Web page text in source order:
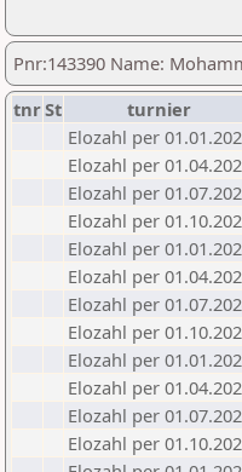
Pnr:143390 Name:
tnrSt turnier
Elozahl per
Elozahl per
Elozahl per
Elozahl per
Elozahl per
Elozahl per
Elozahl per
Elozahl per
Elozahl per
Elozahl per
Elozahl per
Elozahl per